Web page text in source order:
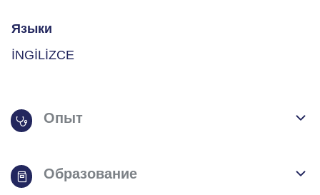
Языки
İNGİLİZCE
Опыт
Образование